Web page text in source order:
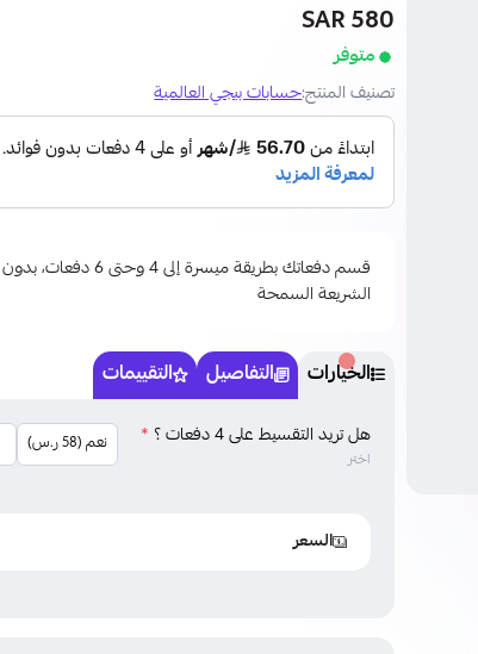
580 SAR
متوفر
تصنيف المنتج:حسابات ببجي العالمية
قسم دفعاتك بطريقة
الشريعة السمحة
الخيارات التفاصيل التقييمات
هل تريد التقسيط على 4 دفعات ؟ *
اختر
نعم (58 ر.س)
السعر